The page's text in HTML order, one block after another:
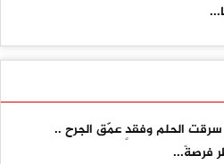
الحلم وفقدٍ عمّق الجرح ..
فرصةً...